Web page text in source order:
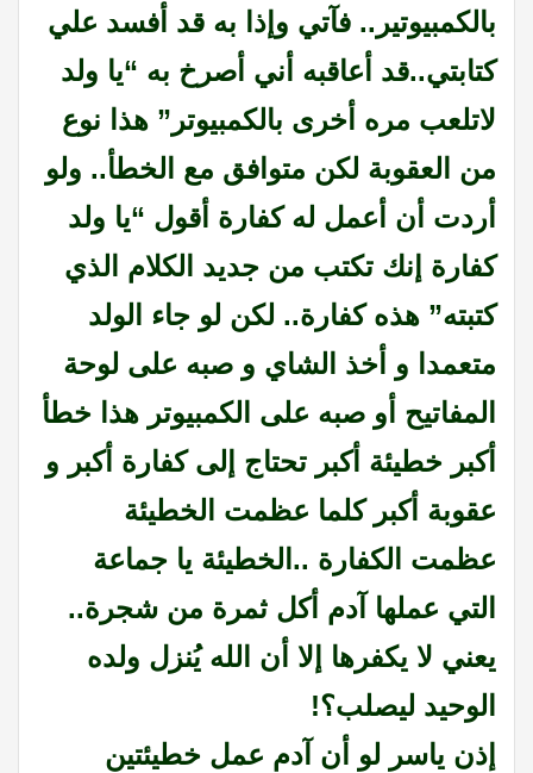
بالكمبيوتير.. فآتي وإذا به قد أفسد علي
كتابتي..قد أعاقبه أني أصرخ به “يا ولد
لاتلعب مره أخرى بالكمبيوتر” هذا نوع
من العقوبة لكن متوافق مع الخطأ.. ولو
أردت أن أعمل له كفارة أقول “يا ولد
كفارة إنك تكتب من جديد الكلام الذي
كتبته” هذه كفارة.. لكن لو جاء الولد
متعمدا و أخذ الشاي و صبه على لوحة
المفاتيح أو صبه على الكمبيوتر هذا خطأ
أكبر خطيئة أكبر تحتاج إلى كفارة أكبر و
عقوبة أكبر كلما عظمت الخطيئة
عظمت الكفارة ..الخطيئة يا جماعة
التي عملها آدم أكل ثمرة من شجرة..
يعني لا يكفرها إلا أن الله يُنزل ولده
الوحيد ليصلب؟!
إذن ياسر لو أن آدم عمل خطيئتين